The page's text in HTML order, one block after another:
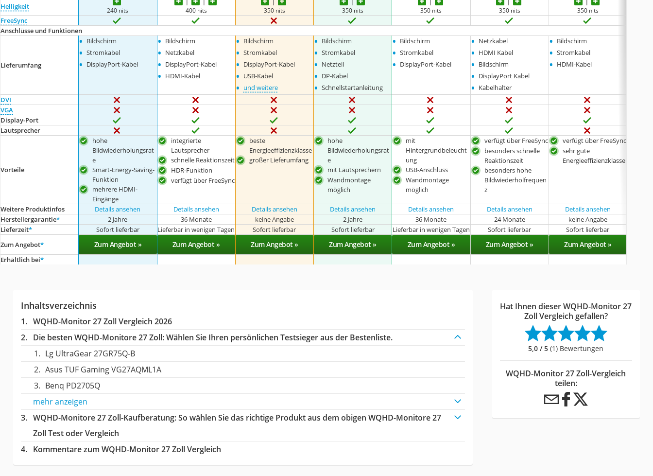
Helligkeit 240 nits 400 nits 350 nits 350 nits 350 nits 350 nits 350 nits
FreeSync
Anschlüsse und Funktionen
Lieferumfang
• Bildschirm
• Stromkabel
• DisplayPort-Kabel
• Bildschirm
• Netzkabel
• DisplayPort-Kabel
• HDMI-Kabel
• Bildschirm
• Stromkabel
• DisplayPort-Kabel
• USB-Kabel
• und weitere
• Bildschirm
• Stromkabel
• Netzteil
• DP-Kabel
• Schnellstartanleitung
• Bildschirm
• Stromkabel
• DisplayPort-Kabel
• Netzkabel
• HDMI Kabel
• Bildschirm
• DisplayPort Kabel
• Kabelhalter
• Bildschirm
• Stromkabel
• HDMI-Kabel
DVI
VGA
Display-Port
Lautsprecher
Vorteile
hohe
Bildwiederholungsrat
e
Smart-Energy-Saving-
Funktion
mehrere HDMI-
Eingänge
integrierte
Lautsprecher
schnelle Reaktionszeit
HDR-Funktion
verfügt über FreeSync
beste
Energieeffizienzklasse
großer Lieferumfang
hohe
Bildwiederholungsrat
e
mit Lautsprechern
Wandmontage
möglich
mit
Hintergrundbeleucht
ung
USB-Anschluss
Wandmontage
möglich
verfügt über FreeSync
besonders schnelle
Reaktionszeit
besonders hohe
Bildwiederholfrequen
z
verfügt über FreeSync
sehr gute
Energieeffizienzklasse
Weitere Produktinfos Details ansehen Details ansehen Details ansehen Details ansehen Details ansehen Details ansehen Details ansehen
Herstellergarantie* 2 Jahre 36 Monate keine Angabe 2 Jahre 36 Monate 24 Monate keine Angabe
Lieferzeit* Sofort lieferbar Lieferbar in wenigen Tagen Sofort lieferbar Sofort lieferbar Lieferbar in wenigen Tagen Sofort lieferbar Sofort lieferbar
Zum Angebot* Zum Angebot » Zum Angebot » Zum Angebot » Zum Angebot » Zum Angebot » Zum Angebot » Zum Angebot »
Erhältlich bei*
Inhaltsverzeichnis
WQHD-Monitor 27 Zoll Vergleich 2026
Die besten WQHD-Monitore 27 Zoll:Wählen Sie Ihren persönlichen Testsieger aus der Bestenliste.
Lg UltraGear 27GR75Q-B
Asus TUF Gaming VG27AQML1A
Benq PD2705Q
mehr anzeigen
WQHD-Monitore 27 Zoll-Kaufberatung: So wählen Sie das richtige Produkt aus dem obigen WQHD-Monitore 27
Zoll Test oder Vergleich
Kommentare zum WQHD-Monitor 27 Zoll Vergleich
Hat Ihnen dieser WQHD-Monitor 27
Zoll Vergleich gefallen?
5,0 / 5 (1) Bewertungen
WQHD-Monitor 27 Zoll-Vergleich
teilen: